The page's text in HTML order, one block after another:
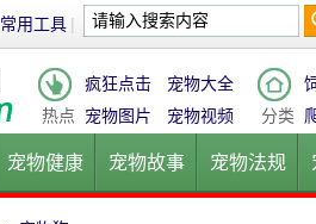
常用工具 |
热点
疯狂点击
宠物大全
宠物图片
宠物视频 分类
宠物健康 宠物故事 宠物法规